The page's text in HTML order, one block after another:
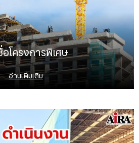
อโครงการพิเศษ
อ่านเพิ่มเติม